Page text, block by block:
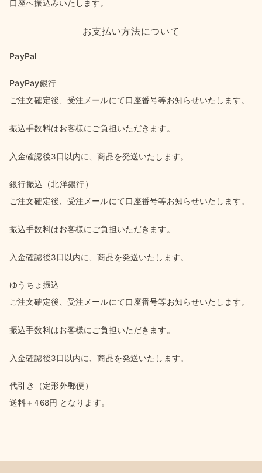
口座へ振込みいたします。
お支払い方法について
PayPal
PayPay銀行
ご注文確定後、受注メールにて口座番号等お知らせいたします。
振込手数料はお客様にご負担いただきます。
入金確認後3日以内に、商品を発送いたします。
銀行振込（北洋銀行）
ご注文確定後、受注メールにて口座番号等お知らせいたします。
振込手数料はお客様にご負担いただきます。
入金確認後3日以内に、商品を発送いたします。
ゆうちょ振込
ご注文確定後、受注メールにて口座番号等お知らせいたします。
振込手数料はお客様にご負担いただきます。
入金確認後3日以内に、商品を発送いたします。
代引き（定形外郵便）
送料＋468円 となります。